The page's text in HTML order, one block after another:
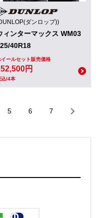
ダンロップ))
ィンターマックス WM03
40R18
イールセット販売価格
円
込/4本
5 6 7